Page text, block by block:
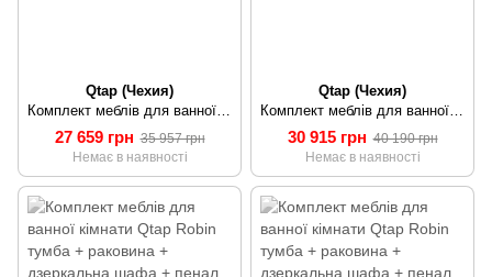
Qtap (Чехия)
27 659 грн 35 957 грн
Немає в наявності
Qtap (Чехия)
30 915 грн 40 190 грн
Немає в наявності